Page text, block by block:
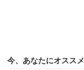
今、あなたにオススメ